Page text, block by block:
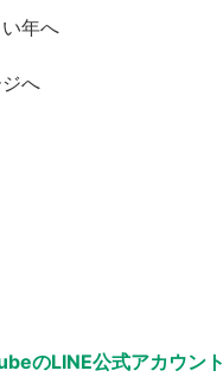
年へ
へ
のLINE公式アカウント